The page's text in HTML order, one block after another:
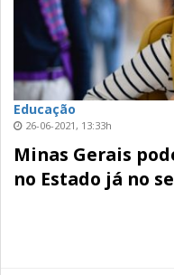
Educação
26-06-2021, 13:33h
Minas Gerais
no Estado já no